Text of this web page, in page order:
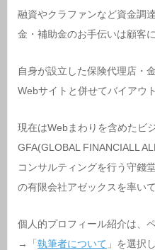
融資やクラファンなど資金調
金・補助金のお手伝いは顧客
自身が設立した保険代理店・
Webサイトと併せてバイアウ
現在はWebまわりを含めたビ
GFA(GLOBAL FINANCIALL
コンサルティングを行う守錢
の有限会社アゼックスを率いて
個人的プロフィール紹介は、
→「執筆者について 」を選択